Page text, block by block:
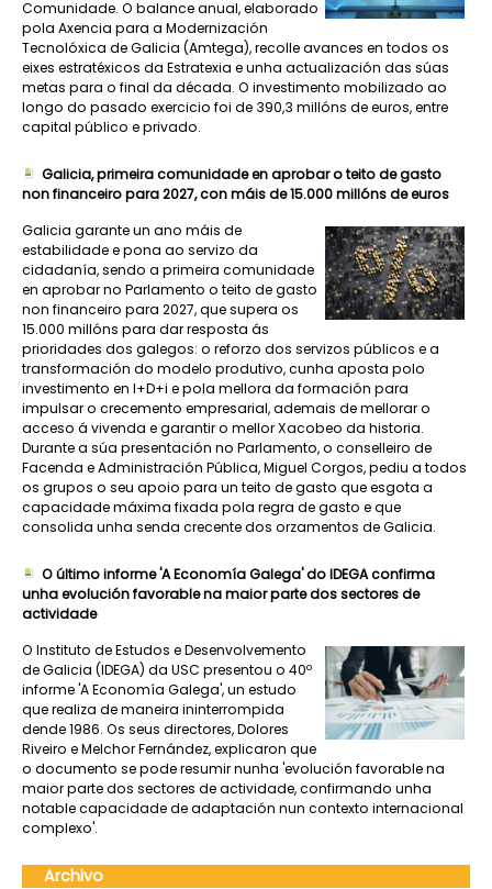
Comunidade. O balance anual, elaborado
pola Axencia para a Modernización
Tecnolóxica de Galicia (Amtega), recolle avances en todos os
eixes estratéxicos da Estratexia e unha actualización das súas
metas para o final da década. O investimento mobilizado ao
longo do pasado exercicio foi de 390,3 millóns de euros, entre
capital público e privado.
Galicia, primeira comunidade en aprobar o teito de gasto
non financeiro para 2027, con máis de 15.000 millóns de euros
Galicia garante un ano máis de
estabilidade e pona ao servizo da
cidadanía, sendo a primeira comunidade
en aprobar no Parlamento o teito de gasto
non financeiro para 2027, que supera os
15.000 millóns para dar resposta ás
prioridades dos galegos: o reforzo dos servizos públicos e a
transformación do modelo produtivo, cunha aposta polo
investimento en I+D+i e pola mellora da formación para
impulsar o crecemento empresarial, ademais de mellorar o
acceso á vivenda e garantir o mellor Xacobeo da historia.
Durante a súa presentación no Parlamento, o conselleiro de
Facenda e Administración Pública, Miguel Corgos, pediu a todos
os grupos o seu apoio para un teito de gasto que esgota a
capacidade máxima fixada pola regra de gasto e que
consolida unha senda crecente dos orzamentos de Galicia.
O último informe 'A Economía Galega' do IDEGA confirma
unha evolución favorable na maior parte dos sectores de
actividade
O Instituto de Estudos e Desenvolvemento
de Galicia (IDEGA) da USC presentou o 40º
informe 'A Economía Galega', un estudo
que realiza de maneira ininterrompida
dende 1986. Os seus directores, Dolores
Riveiro e Melchor Fernández, explicaron que
o documento se pode resumir nunha 'evolución favorable na
maior parte dos sectores de actividade, confirmando unha
notable capacidade de adaptación nun contexto internacional
complexo'.
Archivo